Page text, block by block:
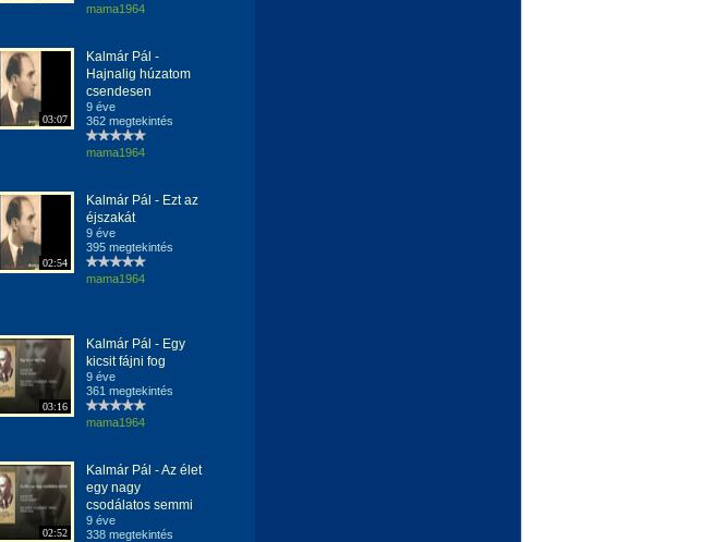
mama1964
03:07
Kalmár Pál -
Hajnalig húzatom
csendesen
9 éve
362 megtekintés
mama1964
02:54
Kalmár Pál - Ezt az
éjszakát
9 éve
395 megtekintés
mama1964
03:16
Kalmár Pál - Egy
kicsit fájni fog
9 éve
361 megtekintés
mama1964
02:52
Kalmár Pál - Az élet
egy nagy
csodálatos semmi
9 éve
338 megtekintés